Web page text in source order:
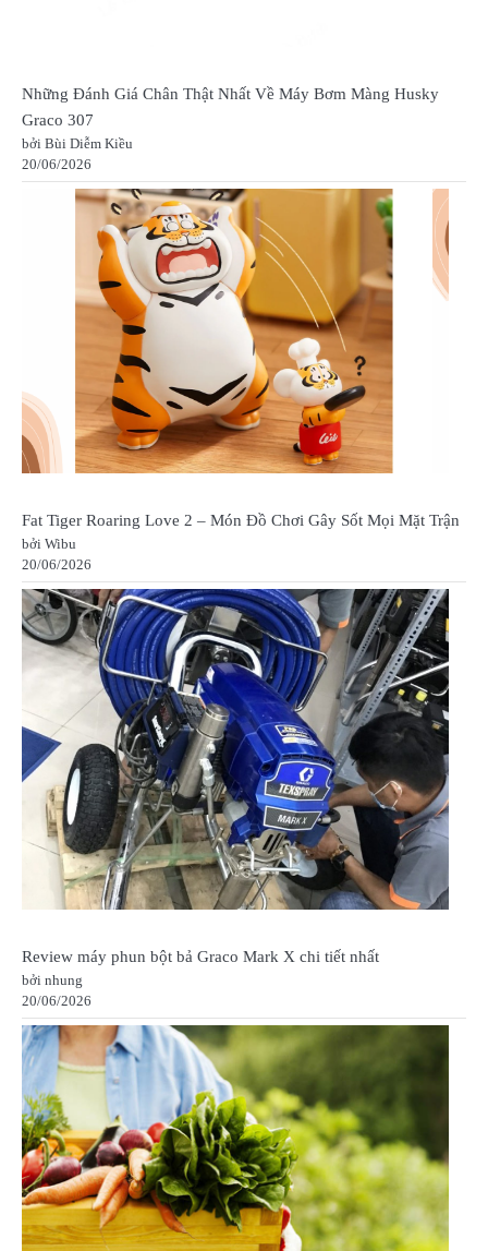
Những Đánh Giá Chân Thật Nhất Về Máy Bơm Màng Husky
Graco 307
bởi Bùi Diễm Kiều
20/06/2026
Fat Tiger Roaring Love 2 – Món Đồ Chơi Gây Sốt Mọi Mặt Trận
bởi Wibu
20/06/2026
Review máy phun bột bả Graco Mark X chi tiết nhất
bởi nhung
20/06/2026